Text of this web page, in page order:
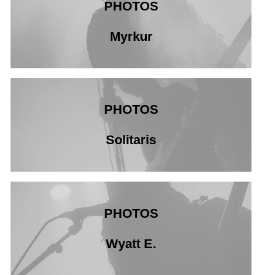
PHOTOS
Myrkur
PHOTOS
Solitaris
PHOTOS
Wyatt E.